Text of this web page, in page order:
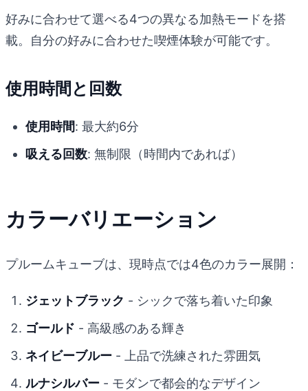
好みに合わせて選べる4つの異なる加熱モードを搭
載。自分の好みに合わせた喫煙体験が可能です。
使用時間と回数
使用時間: 最大約6分
吸える回数: 無制限（時間内であれば）
カラーバリエーション
プルームキューブは、現時点では4色のカラー展開：
ジェットブラック - シックで落ち着いた印象
ゴールド - 高級感のある輝き
ネイビーブルー - 上品で洗練された雰囲気
ルナシルバー - モダンで都会的なデザイン